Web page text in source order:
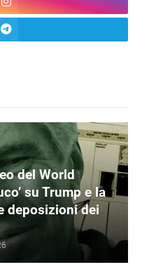
del World
su Trump e la
deposizioni dei